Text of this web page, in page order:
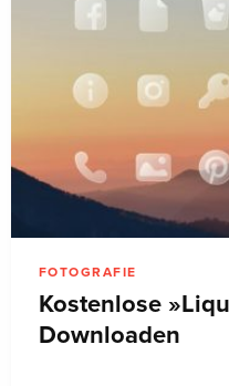
FOTOGRAFIE
Kostenlose
Downloaden